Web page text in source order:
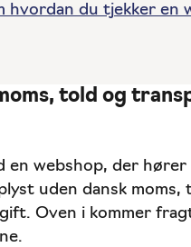
hvordan du tjekker en
told og
en webshop, der
uden dansk
Oven i kommer